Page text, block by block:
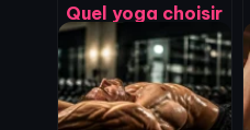
Quel yoga choisir
pour votre profil :
7 styles pour
transformer
votre pratique